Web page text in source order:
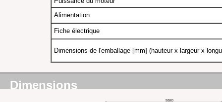
Alimentation
Fiche électrique
Dimensions de l'emballage [mm] (hauteur x largeur x
Dimensions